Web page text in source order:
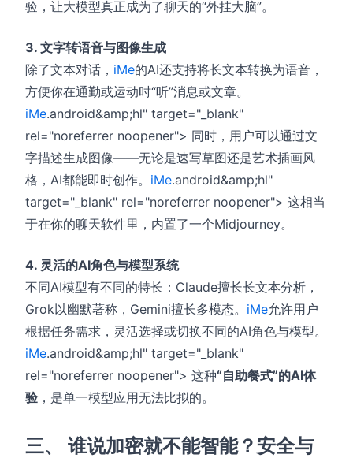
验，让大模型真正成为了聊天的“外挂大脑”。
3. 文字转语音与图像生成
除了文本对话， iMe的AI还支持将长文本转换为语音，
方便你在通勤或运动时“听”消息或文章。
iMe.android&amp;hl" target="_blank"
rel="noreferrer noopener"> 同时，用户可以通过文
字描述生成图像——无论是速写草图还是艺术插画风
格，AI都能即时创作。 iMe.android&amp;hl"
target="_blank" rel="noreferrer noopener"> 这相当
于在你的聊天软件里，内置了一个Midjourney。
4. 灵活的AI角色与模型系统
不同AI模型有不同的特长：Claude擅长长文本分析，
Grok以幽默著称，Gemini擅长多模态。 iMe允许用户
根据任务需求，灵活选择或切换不同的AI角色与模型。
iMe.android&amp;hl" target="_blank"
rel="noreferrer noopener"> 这种“自助餐式”的AI体
验 ，是单一模型应用无法比拟的。
三、 谁说加密就不能智能？安全与